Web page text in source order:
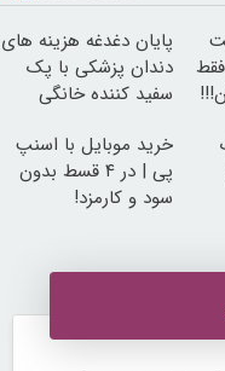
پایان دغدغه هزینه های
دندان پزشکی با پک
سفید کننده خانگی
خرید موبایل با اسنپ
پی | در ۴ قسط بدون
سود و کارمزد!